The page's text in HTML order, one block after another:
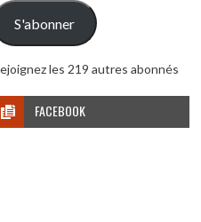
S'abonner
les 219 autres abonnés
FACEBOOK